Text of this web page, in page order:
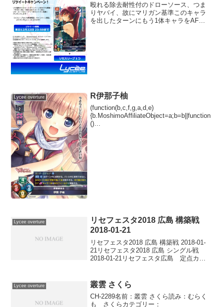
殴れる除去耐性付のドローソース、つま
りヤバイ、故にマリガン基準このキャラ
を出したターンにもう1体キャラをAFに
Lycee overture R伊那子柚
(function(b,c,f,g,a,d,e)
{b.MoshimoAffiliateObject=a;b=b||function
()
Lycee overture
リセフェスタ2018 広島 構築戦
2018-01-21
リセフェスタ2018 広島 構築戦 2018-01-
21リセフェスタ2018 広島 シングル戦
2018-01-21リセフェスタ広島 定点カメ
を主軸にした月日ウィニー。酒...
Lycee overture 叢雲 さくら
CH-2289名前：叢雲 さくら読み：むらく
も さくらカテゴリー：